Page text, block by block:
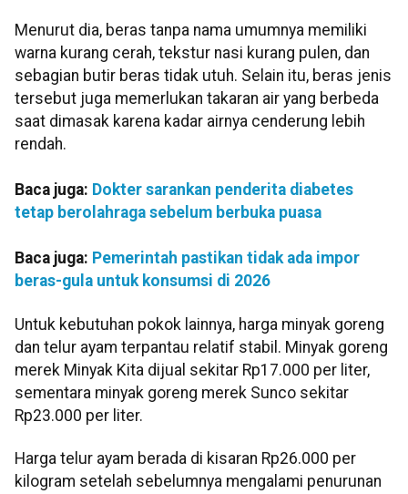
Menurut dia, beras tanpa nama umumnya memiliki
warna kurang cerah, tekstur nasi kurang pulen, dan
sebagian butir beras tidak utuh. Selain itu, beras jenis
tersebut juga memerlukan takaran air yang berbeda
saat dimasak karena kadar airnya cenderung lebih
rendah.
Baca juga: Dokter sarankan penderita diabetes
tetap berolahraga sebelum berbuka puasa
Baca juga: Pemerintah pastikan tidak ada impor
beras-gula untuk konsumsi di 2026
Untuk kebutuhan pokok lainnya, harga minyak goreng
dan telur ayam terpantau relatif stabil. Minyak goreng
merek Minyak Kita dijual sekitar Rp17.000 per liter,
sementara minyak goreng merek Sunco sekitar
Rp23.000 per liter.
Harga telur ayam berada di kisaran Rp26.000 per
kilogram setelah sebelumnya mengalami penurunan